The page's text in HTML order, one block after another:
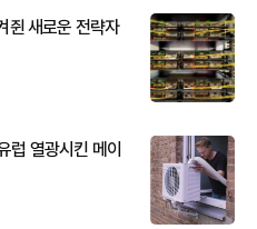
쥔 새로운 전략자
럽 열광시킨 메이